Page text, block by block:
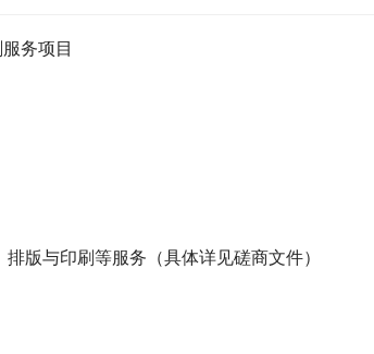
务项目
版与印刷等服务（具体详见磋商文件）